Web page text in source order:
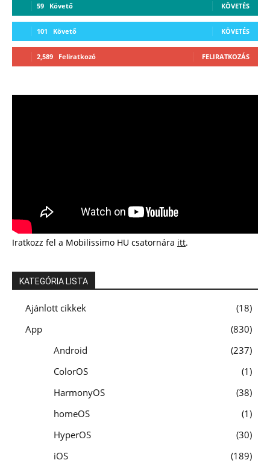
59 Követő KÖVETÉS
101 Követő KÖVETÉS
2,589 Feliratkozó FELIRATKOZÁS
Iratkozz fel a Mobilissimo HU csatornára itt.
KATEGÓRIA LISTA
Ajánlott cikkek
18
App
830
Android
237
ColorOS
1
HarmonyOS
38
homeOS
1
HyperOS
30
iOS
189